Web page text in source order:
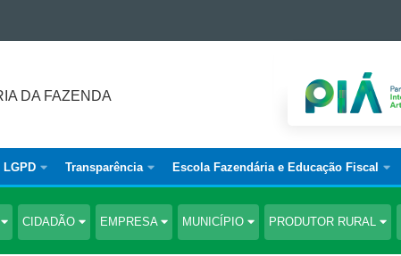
DA FAZENDA
LGPD Transparência Escola Fazendária e Educação Fiscal
CIDADÃO EMPRESA MUNICÍPIO PRODUTOR RURAL